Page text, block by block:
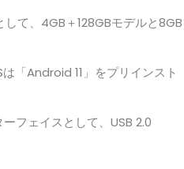
て、4GB＋128GBモデルと8GB
「Android 11」をプリインスト
フェイスとして、USB 2.0